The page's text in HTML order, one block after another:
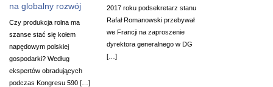
na globalny rozwój
Czy produkcja rolna ma
szanse stać się kołem
napędowym polskiej
gospodarki? Według
ekspertów obradujących
podczas Kongresu 590 […]
2017 roku podsekretarz stanu
Rafał Romanowski przebywał
we Francji na zaproszenie
dyrektora generalnego w DG
[…]